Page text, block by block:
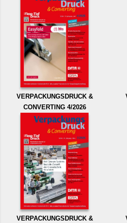
VERPACKUNGSDRUCK &
CONVERTING 4/2026
VERPACKUNGSDRUCK &